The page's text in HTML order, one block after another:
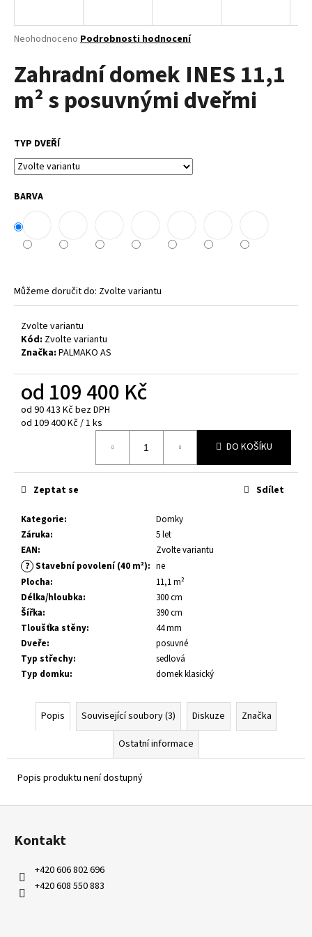
Průměrné
produktu
je
z
Neohodnoceno Podrobnosti hodnocení
Zahradní domek INES 11,1
m² s posuvnými dveřmi
TYP DVEŘÍ
BARVA
Můžeme doručit do: Zvolte variantu
Zvolte variantu
Kód: Zvolte variantu
Značka: PALMAKO AS
od 109 400 Kč
od 90 413 Kčbez DPH
Měrná
od 109 400 Kč / 1 ks
DO KOŠÍKU
Kategorie:
Domky
Záruka:
5 let
EAN: Zvolte variantu
? Stavební povolení (40 m²): ne
Plocha:
11,1 m²
Délka/hloubka:
300 cm
Šířka:
390 cm
Tloušťka stěny:
44 mm
Dveře:
posuvné
Typ střechy:
sedlová
Typ domku: domek klasický
Zeptat se Sdílet
Popis Související soubory (3) Diskuze
Značka
Ostatní informace
Popis produktu není dostupný
j
t
?
HLEDAT
D
o
r
u
m
35
Kč
Původně:
38
500
Kč
Z
Kontakt
+420 606 802 696
+420 608 550 883